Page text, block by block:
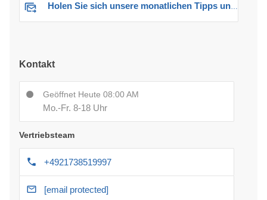
Holen Sie sich unsere monatlichen Tipps und Angebote
Kontakt
Geöffnet Heute 08:00 AM
Mo.-Fr. 8-18 Uhr
Vertriebsteam
+4921738519997
[email protected]